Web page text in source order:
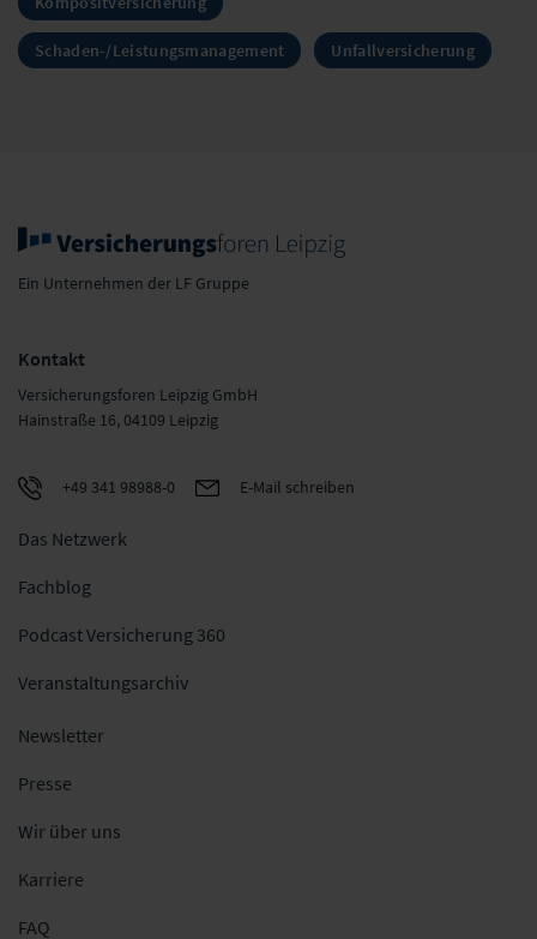
Schaden-/Leistungsmanagement Unfallversicherung
Ein Unternehmen der LF Gruppe
Kontakt
Versicherungsforen Leipzig GmbH
Hainstraße 16, 04109 Leipzig
+49 341 98988-0 E-Mail schreiben
Das Netzwerk
Fachblog
Podcast Versicherung 360
Veranstaltungsarchiv
Newsletter
Presse
Wir über uns
Karriere
FAQ